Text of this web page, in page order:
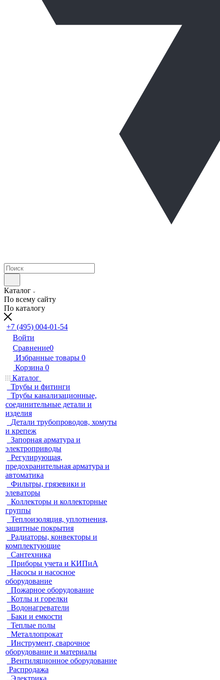
Каталог
По всему сайту
По каталогу
+7 (495) 004-01-54
Войти
Сравнение0
Избранные товары 0
Корзина 0
Каталог
Трубы и фитинги
Трубы канализационные,
соединительные детали и
изделия
Детали трубопроводов, хомуты
и крепеж
Запорная арматура и
электроприводы
Регулирующая,
предохранительная арматура и
автоматика
Фильтры, грязевики и
элеваторы
Коллекторы и коллекторные
группы
Теплоизоляция, уплотнения,
защитные покрытия
Радиаторы, конвекторы и
комплектующие
Сантехника
Приборы учета и КИПиА
Насосы и насосное
оборудование
Пожарное оборудование
Котлы и горелки
Водонагреватели
Баки и емкости
Теплые полы
Металлопрокат
Инструмент, сварочное
оборудование и материалы
Вентиляционное оборудование
Распродажа
Электрика